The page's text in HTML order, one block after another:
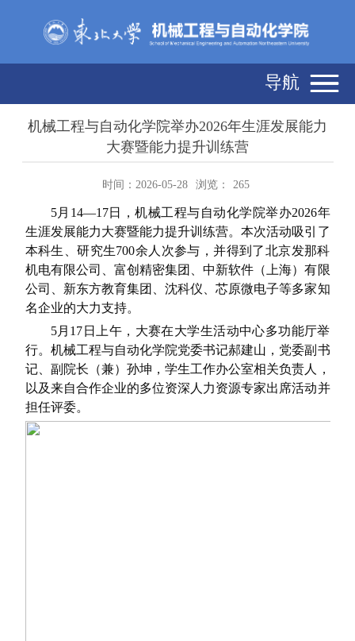
导航
机械工程与自动化学院举办2026年生涯发展能力
大赛暨能力提升训练营
时间：2026-05-28 浏览： 265
5月14—17日，机械工程与自动化学院举办2026年
生涯发展能力大赛暨能力提升训练营。本次活动吸引了
本科生、研究生700余人次参与，并得到了北京发那科
机电有限公司、富创精密集团、中新软件（上海）有限
公司、新东方教育集团、‌沈科仪、芯原微电子‌等多家知
名企业的大力支持。
5月17日上午，大赛在大学生活动中心多功能厅举
行。机械工程与自动化学院党委书记郝建山，党委副书
记、副院长（兼）孙坤，学生工作办公室相关负责人，
以及来自合作企业的多位资深人力资源专家出席活动并
担任评委。